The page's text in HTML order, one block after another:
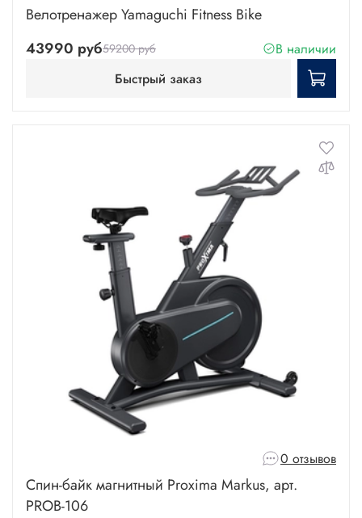
Велотренажер Yamaguchi Fitness Bike
43990 руб59200 руб
В наличии
Быстрый заказ
0 отзывов
Спин-байк магнитный Proxima Markus, арт.
PROB-106